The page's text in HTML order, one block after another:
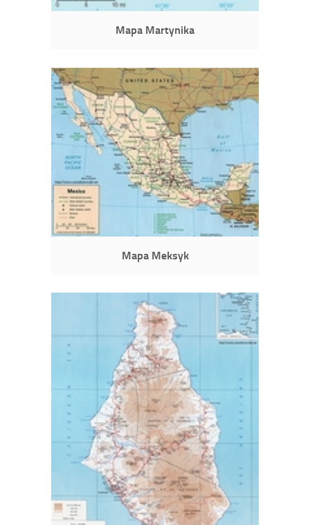
Mapa Martynika
Mapa Meksyk